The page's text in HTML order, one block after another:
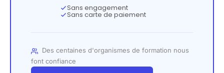
Sans engagement
Sans carte de paiement
Des centaines d'organismes de formation nous
font confiance